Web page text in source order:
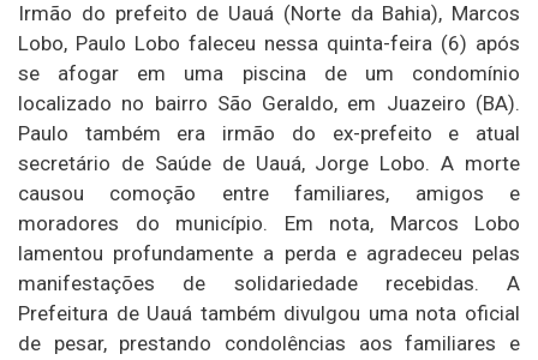
Irmão do prefeito de Uauá (Norte da Bahia), Marcos
Lobo, Paulo Lobo faleceu nessa quinta-feira (6) após
se afogar em uma piscina de um condomínio
localizado no bairro São Geraldo, em Juazeiro (BA).
Paulo também era irmão do ex-prefeito e atual
secretário de Saúde de Uauá, Jorge Lobo. A morte
causou comoção entre familiares, amigos e
moradores do município. Em nota, Marcos Lobo
lamentou profundamente a perda e agradeceu pelas
manifestações de solidariedade recebidas. A
Prefeitura de Uauá também divulgou uma nota oficial
de pesar, prestando condolências aos familiares e